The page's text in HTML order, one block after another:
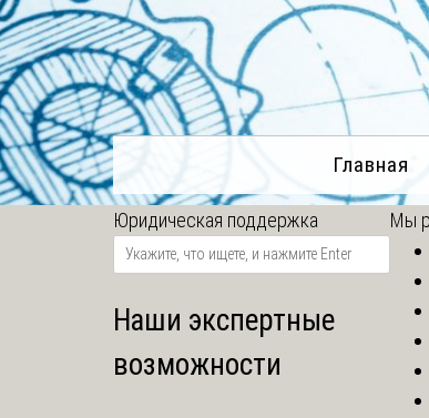
Главная
Юридическая поддержка
Наши экспертные
возможности
Мы